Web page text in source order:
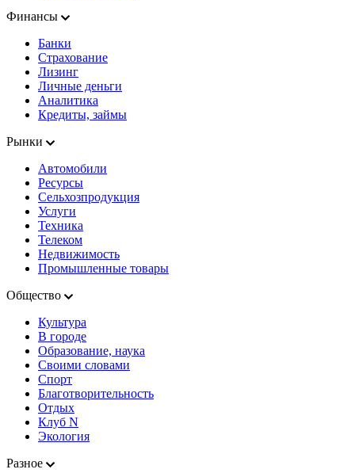
Финансы
Банки
Страхование
Лизинг
Личные деньги
Аналитика
Кредиты, займы
Рынки
Автомобили
Ресурсы
Сельхозпродукция
Услуги
Техника
Телеком
Недвижимость
Промышленные товары
Общество
Культура
В городе
Образование, наука
Своими словами
Спорт
Благотворительность
Отдых
Клуб N
Экология
Разное